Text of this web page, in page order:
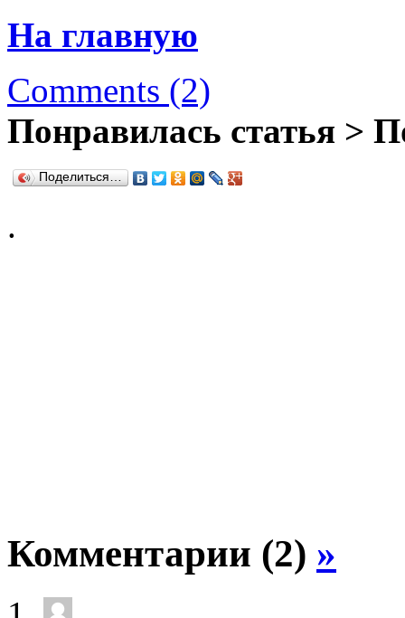
На главную
Comments (2)
Понравилась статья >
Поделиться…
.
Комментарии (2) »